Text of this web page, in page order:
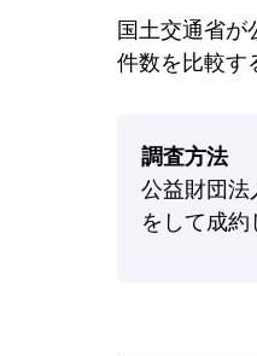
国土交通省が
件数を比較す
調査方法
公益財団
をして成